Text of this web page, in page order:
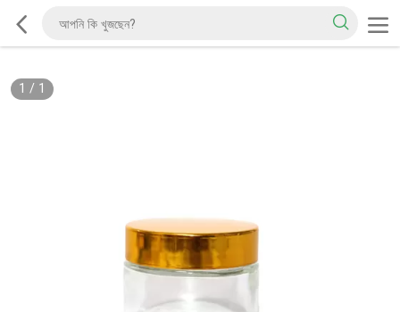
1 / 1